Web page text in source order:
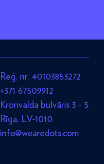
Reģ. nr. 40103853272
+371 67509912
Kronvalda bulvāris 3 - 5
Rīga, LV-1010
info@wearedots.com